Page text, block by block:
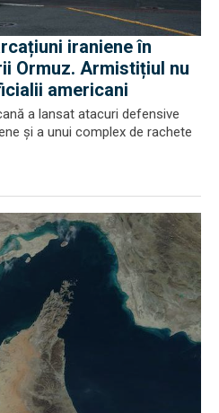
iraniene în
Ormuz. Armistițiul nu
americani
a lansat atacuri defensive
și a unui complex de rachete